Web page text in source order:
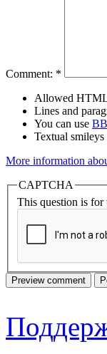
Comment: *
Allowed HTML
Lines and
You can use
Textual
More information
CAPTCHA
This question is for